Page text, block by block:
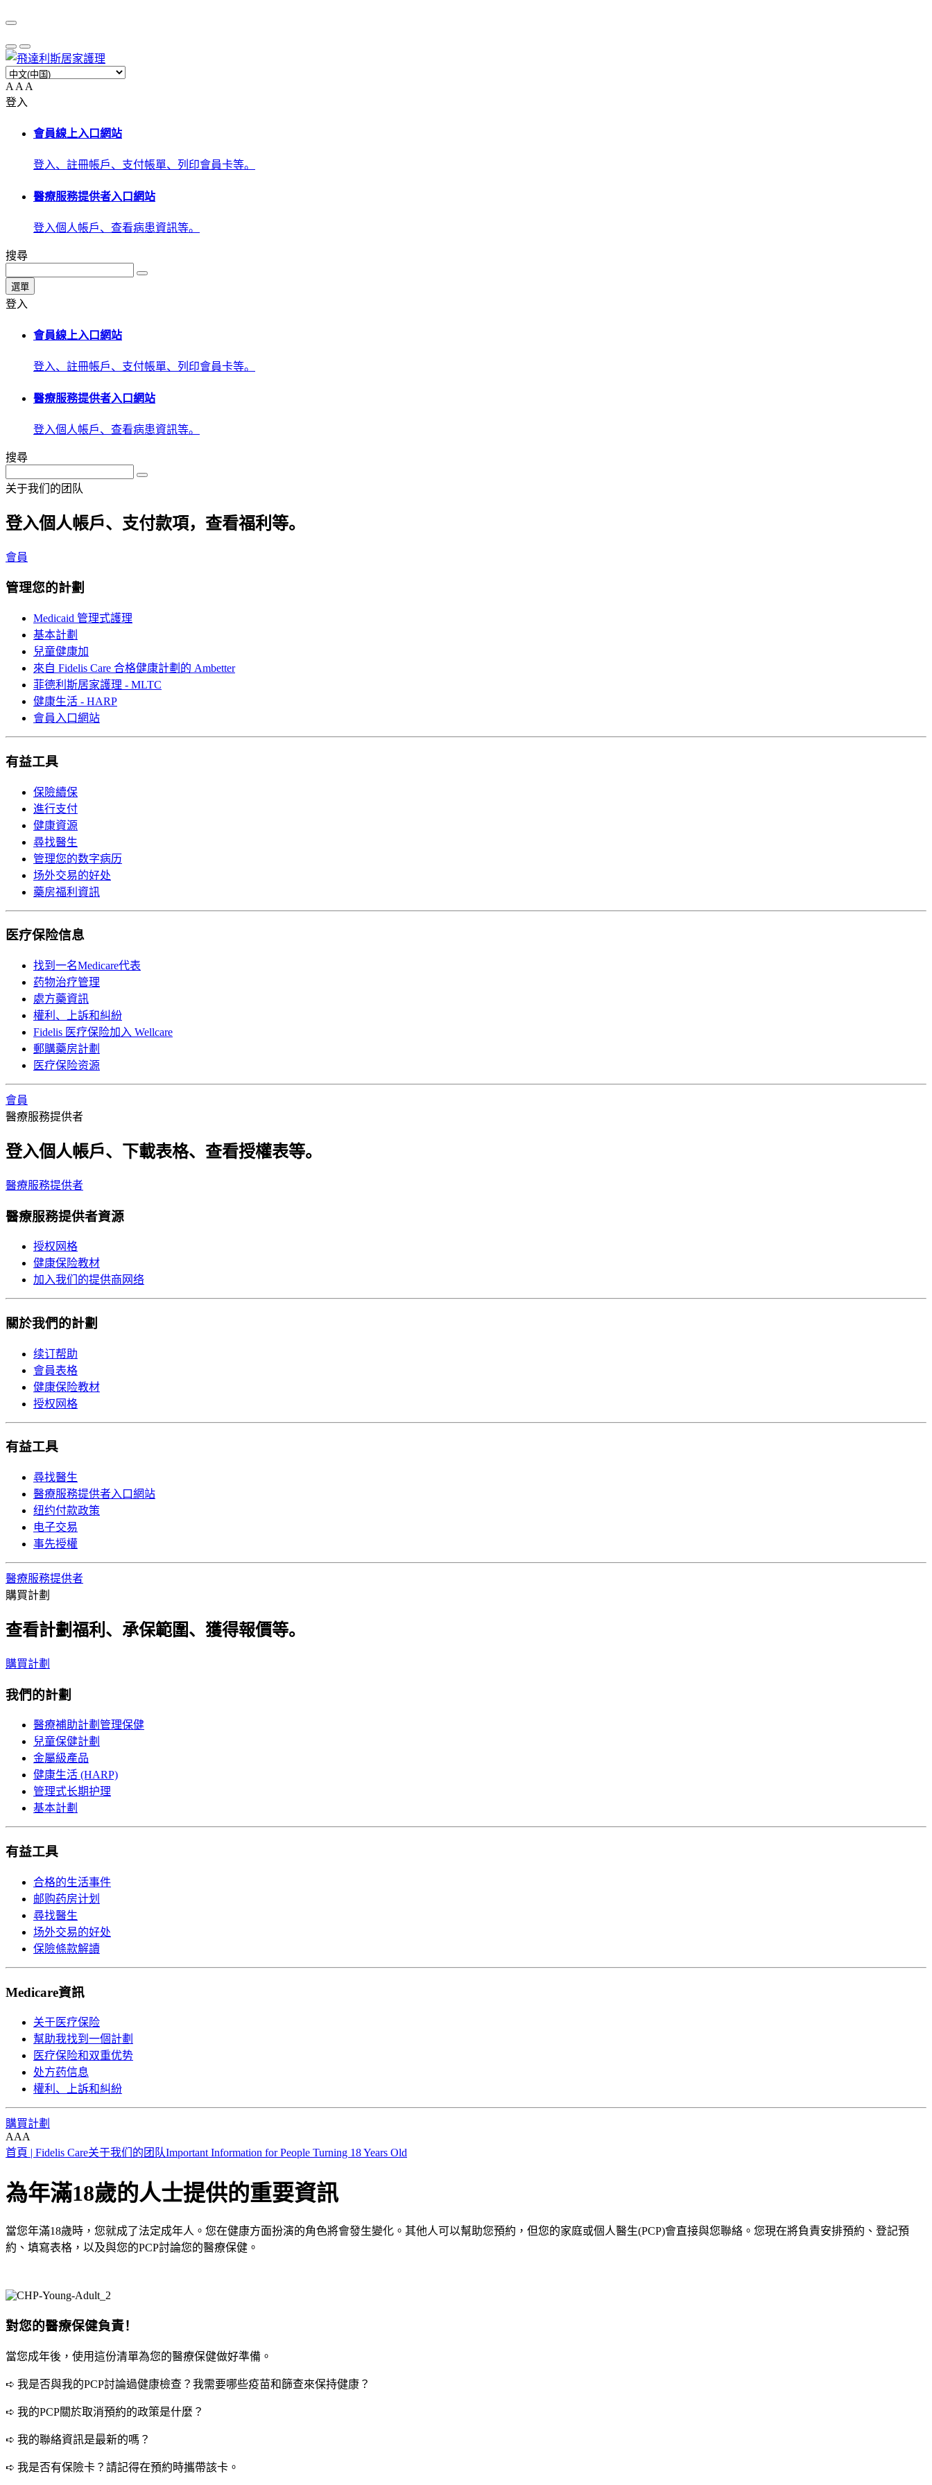
A A A
登入
會員線上入口網站
登入、註冊帳戶、支付帳單、列印會員卡等。
醫療服務提供者入口網站
登入個人帳戶、查看病患資訊等。
搜尋
選單
登入
會員線上入口網站
登入、註冊帳戶、支付帳單、列印會員卡等。
醫療服務提供者入口網站
登入個人帳戶、查看病患資訊等。
搜尋
关于我们的团队
登入個人帳戶、支付款項，查看福利等。
會員
管理您的計劃
Medicaid 管理式護理
基本計劃
兒童健康加
來自 Fidelis Care 合格健康計劃的 Ambetter
菲德利斯居家護理 - MLTC
健康生活 - HARP
會員入口網站
有益工具
保險續保
進行支付
健康資源
尋找醫生
管理您的数字病历
场外交易的好处
藥房福利資訊
医疗保险信息
找到一名Medicare代表
药物治疗管理
處方藥資訊
權利、上訴和糾紛
Fidelis 医疗保险加入 Wellcare
郵購藥房計劃
医疗保险资源
會員
醫療服務提供者
登入個人帳戶、下載表格、查看授權表等。
醫療服務提供者
醫療服務提供者資源
授权网格
健康保险教材
加入我们的提供商网络
關於我們的計劃
续订帮助
會員表格
健康保险教材
授权网格
有益工具
尋找醫生
醫療服務提供者入口網站
纽约付款政策
电子交易
事先授權
醫療服務提供者
購買計劃
查看計劃福利、承保範圍、獲得報價等。
購買計劃
我們的計劃
醫療補助計劃管理保健
兒童保健計劃
金屬級產品
健康生活 (HARP)
管理式长期护理
基本計劃
有益工具
合格的生活事件
邮购药房计划
尋找醫生
场外交易的好处
保險條款解讀
Medicare資訊
关于医疗保险
幫助我找到一個計劃
医疗保险和双重优势
处方药信息
權利、上訴和糾紛
購買計劃
AAA
首頁 | Fidelis Care关于我们的团队Important Information for People Turning 18 Years Old
為年滿18歲的人士提供的重要資訊
當您年滿18歲時，您就成了法定成年人。您在健康方面扮演的角色將會發生變化。其他人可以幫助您預約，但您的家庭或個人醫生(PCP)會直接與您聯絡。您現在將負責安排預約、登記預
約、填寫表格，以及與您的PCP討論您的醫療保健。
對您的醫療保健負責！
當您成年後，使用這份清單為您的醫療保健做好準備。
➪ 我是否與我的PCP討論過健康檢查？我需要哪些疫苗和篩查來保持健康？
➪ 我的PCP關於取消預約的政策是什麼？
➪ 我的聯絡資訊是最新的嗎？
➪ 我是否有保險卡？請記得在預約時攜帶該卡。